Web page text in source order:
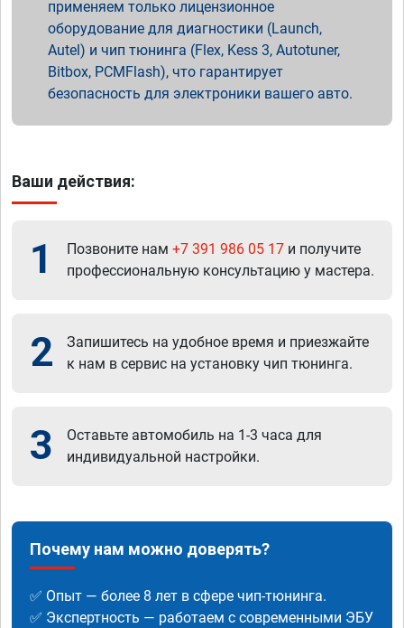
применяем только лицензионное
оборудование для диагностики (Launch,
Autel) и чип тюнинга (Flex, Kess 3, Autotuner,
Bitbox, PCMFlash), что гарантирует
безопасность для электроники вашего авто.
Ваши действия:
1 Позвоните нам +7 391 986 05 17 и получите
профессиональную консультацию у мастера.
2
Запишитесь на удобное время и приезжайте
к нам в сервис на установку чип тюнинга.
3
Оставьте автомобиль на 1-3 часа для
индивидуальной настройки.
Почему нам можно доверять?
✅ Опыт — более 8 лет в сфере чип-тюнинга.
✅ Экспертность — работаем с современными ЭБУ